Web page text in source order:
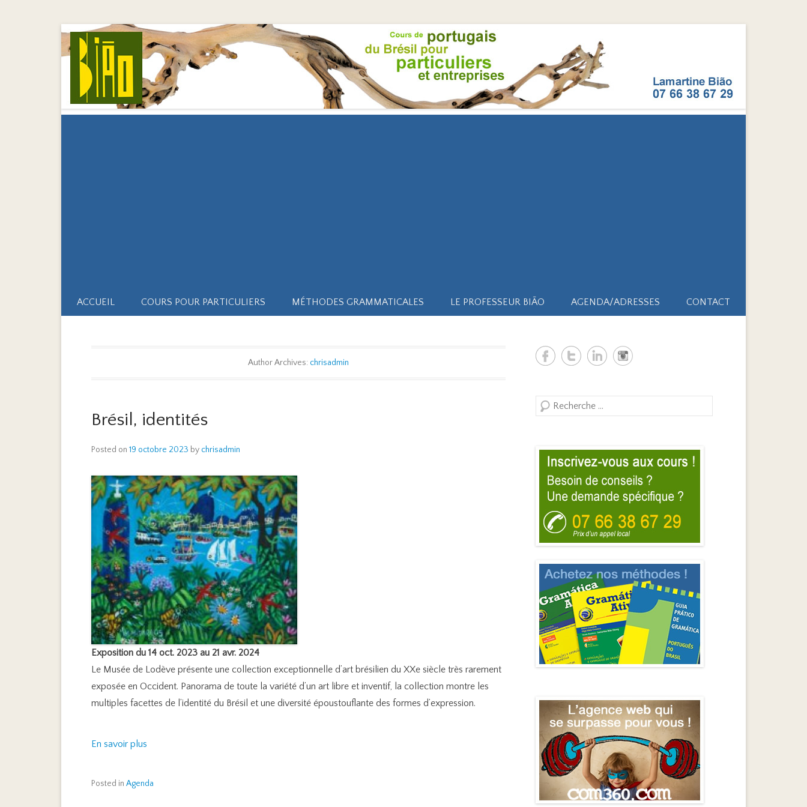
Primary Menu
Skip to content
ACCUEIL COURS POUR PARTICULIERS MÉTHODES GRAMMATICALES LE PROFESSEUR BIÃO AGENDA/ADRESSES CONTACT
Author Archives: chrisadmin
Brésil, identités
Posted on 19 octobre 2023 by chrisadmin
Exposition du 14 oct. 2023 au 21 avr. 2024
Le Musée de Lodève présente une collection exceptionnelle d’art brésilien du XXe siècle très rarement
exposée en Occident. Panorama de toute la variété d’un art libre et inventif, la collection montre les
multiples facettes de l’identité du Brésil et une diversité époustouflante des formes d’expression.
En savoir plus
Posted in Agenda
Search